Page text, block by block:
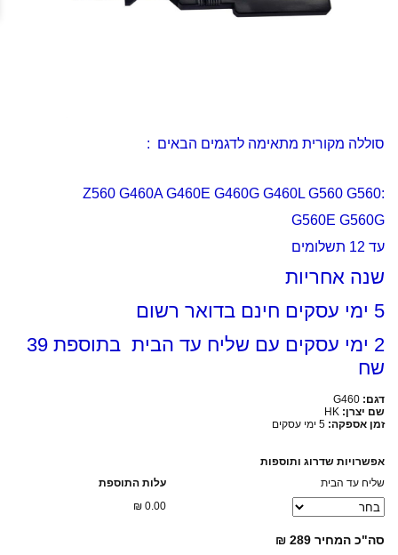
סוללה מקורית מתאימה לדגמים הבאים :
:Z560 G460A G460E G460G G460L G560 G560
G560E G560G
עד 12 תשלומים
שנה אחריות
5 ימי עסקים חינם בדואר רשום
2 ימי עסקים עם שליח עד הבית בתוספת 39
שח
דגם: G460
שם יצרן: HK
זמן אספקה: 5 ימי עסקים
אפשרויות שדרוג ותוספות
שליח עד הבית
עלות התוספת
0.00
₪
סה"כ המחיר 289 ₪